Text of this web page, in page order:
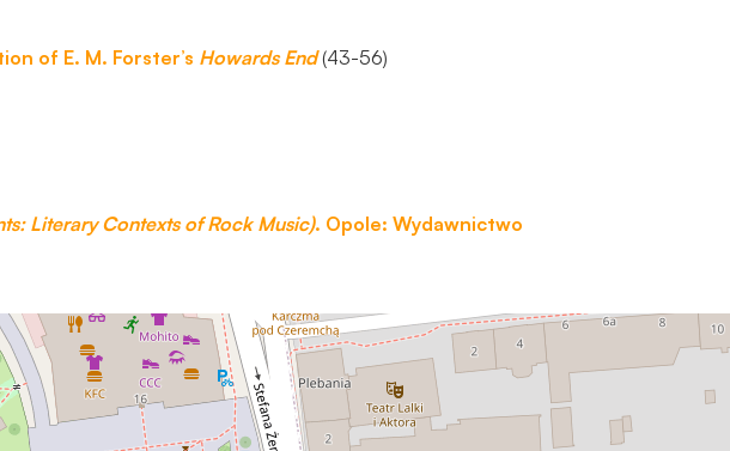
of E. M. Forster’s Howards End (43-56)
Literary Contexts of Rock Music). Opole: Wydawnictwo
na nią.
ze strony